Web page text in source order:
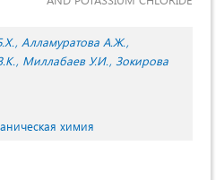
Алламуратова А.Ж.
Миллабаев У.И. Зокирова
химия